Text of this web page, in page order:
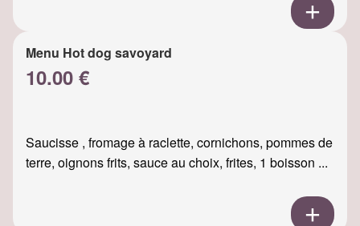
Menu Hot dog savoyard
10.00 €
Saucisse , fromage à raclette, cornichons, pommes de
terre, oignons frits, sauce au choix, frites, 1 boisson ...